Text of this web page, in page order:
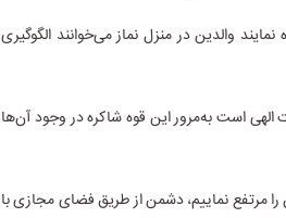
والدین در منزل نماز می‌خوانند الگوگیری
الهی است به‌مرور این قوه شاکره در وجود آن‌ها
را مرتفع نماییم، دشمن از طریق فضای مجازی با